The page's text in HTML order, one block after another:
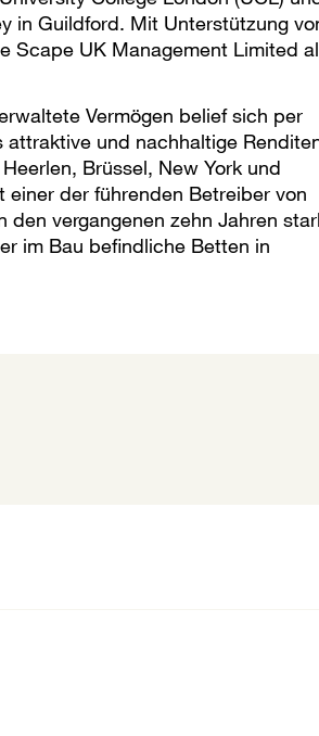
in Guildford. Mit Unterstützung
Scape UK Management Limited
Vermögen belief sich per
und nachhaltige
Brüssel, New York und
der führenden Betreiber von
den vergangenen zehn Jahren
im Bau befindliche Betten in